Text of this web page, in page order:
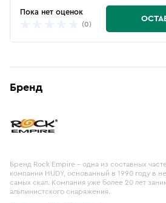
Пока нет оценок
(0)
Бренд
Бренд Rock Empire – одна из составных
компании HUDY, основанный в 1990 году в
самых скал. Компания уже более 20 лет
альпинистского снаряжения.